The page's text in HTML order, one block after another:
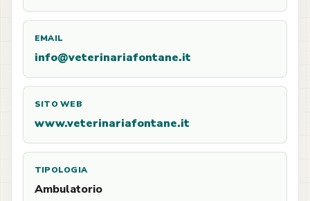
EMAIL
info@veterinariafontane.it
SITO WEB
www.veterinariafontane.it
TIPOLOGIA
Ambulatorio